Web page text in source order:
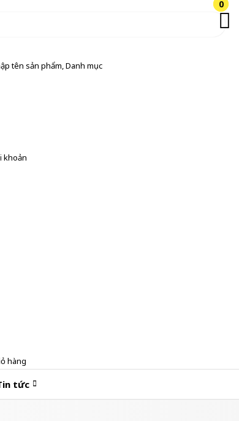
tên sản phẩm, Danh mục
0
khoản
0
hàng
tức